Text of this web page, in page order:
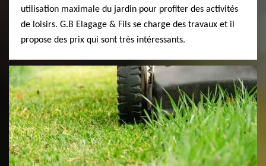
utilisation maximale du jardin pour profiter des activités
de loisirs. G.B Elagage & Fils se charge des travaux et il
propose des prix qui sont très intéressants.